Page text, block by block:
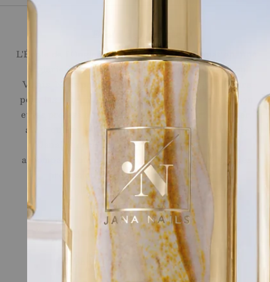
Ecole de l'Ongle
L'École de l'Ongle réunit un centre de formation, une
onglerie et une boutique en ligne, à Martigny en
Valais. Nous proposons des formations sur mesure
pour les débutantes, les personnes en reconversion
et les professionnelles souhaitant se perfectionner,
ainsi qu'une sélection de produits professionnels
Jana Nails pour les stylistes ongulaires. Un
accompagnement sur le long terme, assuré par des
professionnelles reconnues du secteur.
Liens Rapides
Shop
Ecole
Conditions générales de vente
Legal